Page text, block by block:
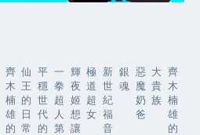
齊
木
楠
雄
的
仙
王
的
日
常
平
穩
世
代
的
一
拳
超
人
第
輝
夜
姬
想
讓
極
道
超
女
新
世
紀
福
音
銀
魂
惡
魔
奶
爸
大
貴
族
齊
木
楠
雄
的